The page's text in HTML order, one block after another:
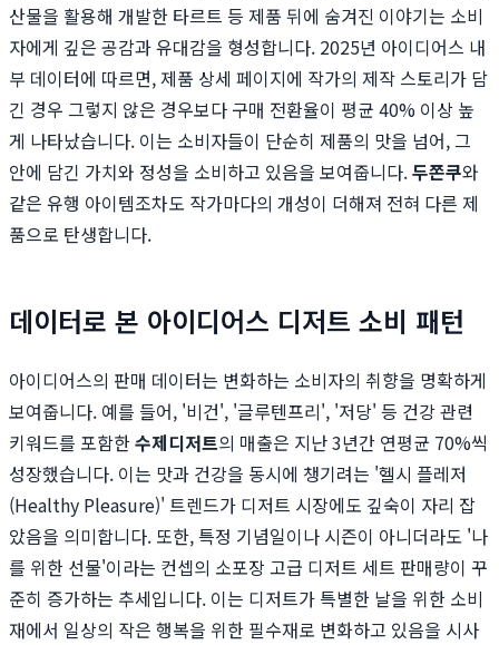
산물을 활용해 개발한 타르트 등 제품 뒤에 숨겨진 이야기는 소비
자에게 깊은 공감과 유대감을 형성합니다. 2025년 아이디어스 내
부 데이터에 따르면, 제품 상세 페이지에 작가의 제작 스토리가 담
긴 경우 그렇지 않은 경우보다 구매 전환율이 평균 40% 이상 높
게 나타났습니다. 이는 소비자들이 단순히 제품의 맛을 넘어, 그
안에 담긴 가치와 정성을 소비하고 있음을 보여줍니다.두쫀쿠와
같은 유행 아이템조차도 작가마다의 개성이 더해져 전혀 다른 제
품으로 탄생합니다.
데이터로 본 아이디어스 디저트 소비 패턴
아이디어스의 판매 데이터는 변화하는 소비자의 취향을 명확하게
보여줍니다. 예를 들어, '비건', '글루텐프리', '저당' 등 건강 관련
키워드를 포함한수제디저트의 매출은 지난 3년간 연평균 70%씩
성장했습니다. 이는 맛과 건강을 동시에 챙기려는 '헬시 플레저
(Healthy Pleasure)' 트렌드가 디저트 시장에도 깊숙이 자리 잡
았음을 의미합니다. 또한, 특정 기념일이나 시즌이 아니더라도 '나
를 위한 선물'이라는 컨셉의 소포장 고급 디저트 세트 판매량이 꾸
준히 증가하는 추세입니다. 이는 디저트가 특별한 날을 위한 소비
재에서 일상의 작은 행복을 위한 필수재로 변화하고 있음을 시사